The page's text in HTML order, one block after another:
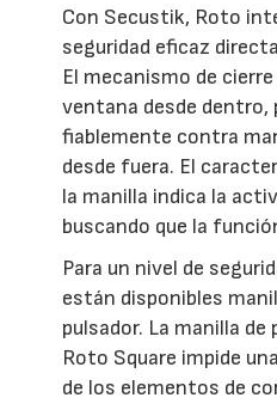
Con Secustik, Roto
seguridad eficaz
El mecanismo de
ventana desde dentro,
fiablemente contra
desde fuera. El
la manilla indica la
buscando que la
Para un nivel de
están disponibles
pulsador. La manilla de
Roto Square impide
de los elementos de